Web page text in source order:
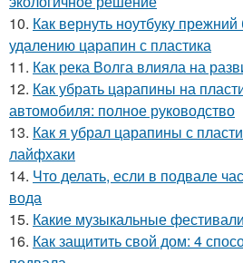
10. Как вернуть ноутбуку
удалению царапин с пластика
11. Как река Волга влияла на
12. Как убрать царапины на
автомобиля: полное руководство
13. Как я убрал царапины с
лайфхаки
14. Что делать, если в подвале
вода
15. Какие музыкальные
16. Как защитить свой дом: 4